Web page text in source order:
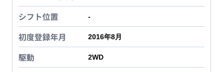
シフト位置 -
初度登録年月 2016年8月
駆動 2WD